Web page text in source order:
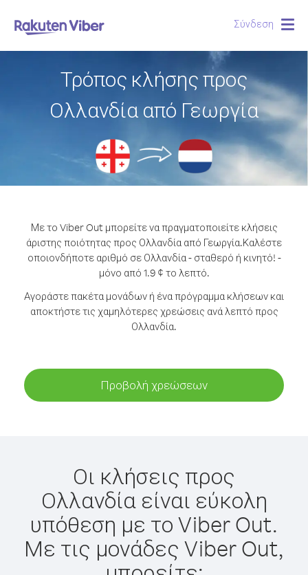
Σύνδεση
Τρόπος κλήσης προς
Ολλανδία από Γεωργία
Με το Viber Out μπορείτε να πραγματοποιείτε κλήσεις
άριστης ποιότητας προς Ολλανδία από Γεωργία.Καλέστε
οποιονδήποτε αριθμό σε Ολλανδία - σταθερό ή κινητό! -
μόνο από 1.9 ¢ το λεπτό.
Αγοράστε πακέτα μονάδων ή ένα πρόγραμμα κλήσεων και
αποκτήστε τις χαμηλότερες χρεώσεις ανά λεπτό προς
Ολλανδία.
Προβολή χρεώσεων
Οι κλήσεις προς
Ολλανδία είναι εύκολη
υπόθεση με το Viber Out.
Με τις μονάδες Viber Out,